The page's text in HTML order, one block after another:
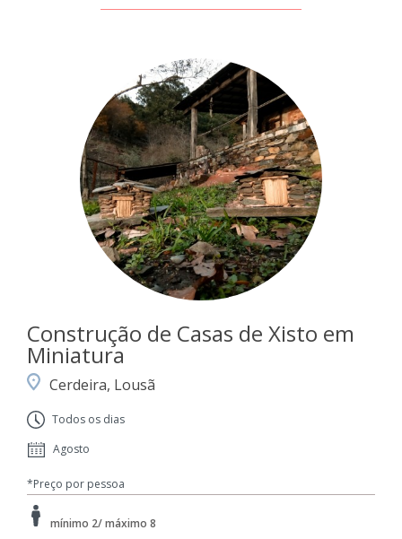
Construção de Casas de Xisto em
Miniatura
Cerdeira, Lousã
Todos os dias
Agosto
*Preço por pessoa
mínimo 2/ máximo 8